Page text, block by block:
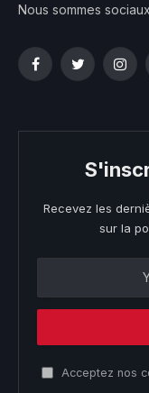
Nous sommes
FacebookTwitter
Recevez les
sur la
Acceptez nos